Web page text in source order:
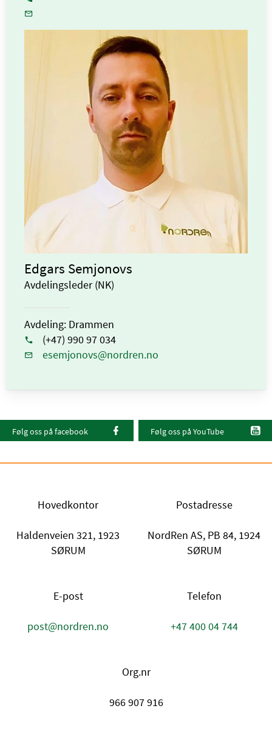
Edgars Semjonovs
Avdelingsleder (NK)
Avdeling: Drammen
(+47) 990 97 034
esemjonovs@nordren.no
Følg oss på facebook Følg oss på YouTube
Hovedkontor
Haldenveien 321, 1923
SØRUM
Postadresse
NordRen AS, PB 84, 1924
SØRUM
E-post
post@nordren.no
Telefon
+47 400 04 744
Org.nr
966 907 916